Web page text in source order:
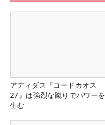
アディダス『コードカオス
27』は強烈な蹴りでパワーを
生む